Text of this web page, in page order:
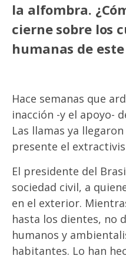
la alfombra.
cierne sobre los
humanas de
Hace semanas que
inacción -y el apoyo-
Las llamas ya
presente el
El presidente del
sociedad civil, a
en el exterior.
hasta los dientes, no
humanos y
habitantes. Lo han